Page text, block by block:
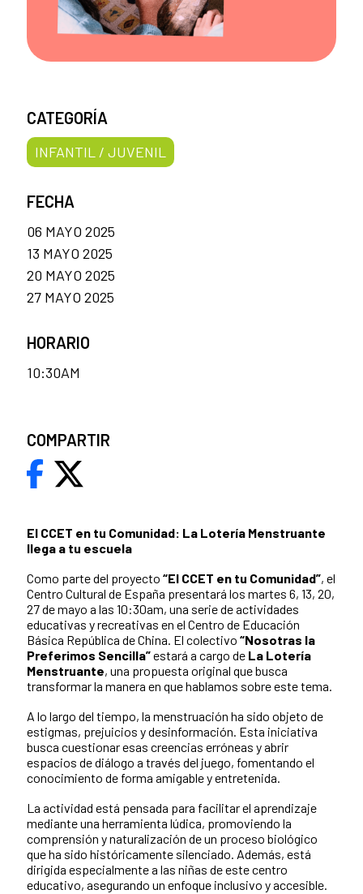
El CCET en tu Comunidad: La Lotería Menstruante
llega a tu escuela
Como parte del proyecto “El CCET en tu Comunidad”, el
Centro Cultural de España presentará los martes 6, 13, 20,
27 de mayo a las 10:30am, una serie de actividades
educativas y recreativas en el Centro de Educación
Básica República de China. El colectivo “Nosotras la
Preferimos Sencilla”estará a cargo de La Lotería
Menstruante, una propuesta original que busca
transformar la manera en que hablamos sobre este tema.
A lo largo del tiempo, la menstruación ha sido objeto de
estigmas, prejuicios y desinformación. Esta iniciativa
busca cuestionar esas creencias erróneas y abrir
espacios de diálogo a través del juego, fomentando el
conocimiento de forma amigable y entretenida.
La actividad está pensada para facilitar el aprendizaje
mediante una herramienta lúdica, promoviendo la
comprensión y naturalización de un proceso biológico
que ha sido históricamente silenciado. Además, está
dirigida especialmente a las niñas de este centro
educativo, asegurando un enfoque inclusivo y accesible.
CATEGORÍA
INFANTIL / JUVENIL
FECHA
06 MAYO 2025
13 MAYO 2025
20 MAYO 2025
27 MAYO 2025
HORARIO
10:30AM
COMPARTIR